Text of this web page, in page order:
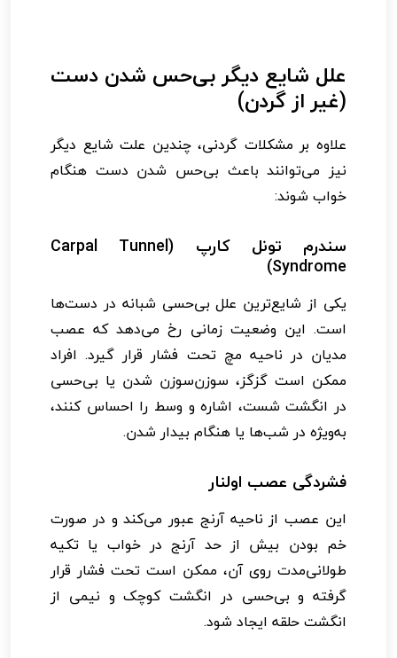
علل شایع دیگر بی‌حس شدن دست
(غیر از گردن)
علاوه بر مشکلات گردنی، چندین علت شایع دیگر
نیز می‌توانند باعث بی‌حس شدن دست هنگام
خواب شوند:
سندرم تونل کارپ (Carpal Tunnel
Syndrome)
یکی از شایع‌ترین علل بی‌حسی شبانه در دست‌ها
است. این وضعیت زمانی رخ می‌دهد که عصب
مدیان در ناحیه مچ تحت فشار قرار گیرد. افراد
ممکن است گزگز، سوزن‌سوزن شدن یا بی‌حسی
در انگشت شست، اشاره و وسط را احساس کنند،
به‌ویژه در شب‌ها یا هنگام بیدار شدن.
فشردگی عصب اولنار
این عصب از ناحیه آرنج عبور می‌کند و در صورت
خم بودن بیش از حد آرنج در خواب یا تکیه
طولانی‌مدت روی آن، ممکن است تحت فشار قرار
گرفته و بی‌حسی در انگشت کوچک و نیمی از
انگشت حلقه ایجاد شود.